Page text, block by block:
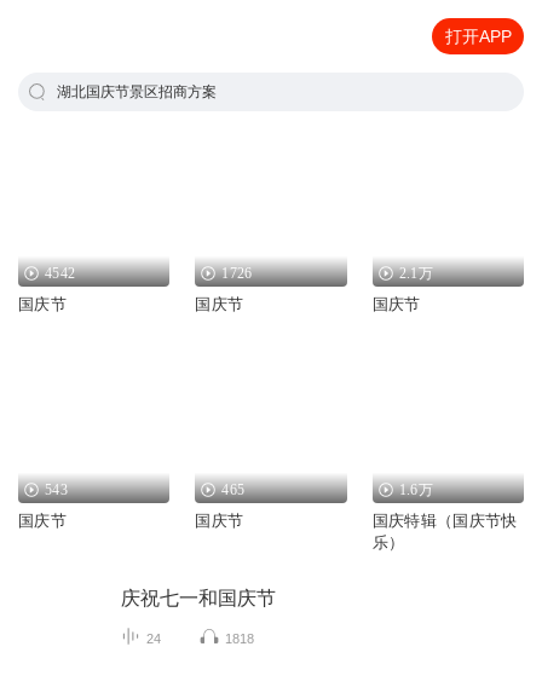
打开APP
湖北国庆节景区招商方案
4542
国庆节
1726
国庆节
2.1万
国庆节
543
国庆节
465
国庆节
1.6万
国庆特辑（国庆节快
乐）
庆祝七一和国庆节
24 1818